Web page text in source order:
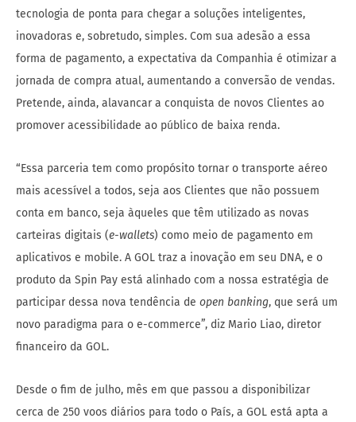
tecnologia de ponta para chegar a soluções inteligentes,
inovadoras e, sobretudo, simples. Com sua adesão a essa
forma de pagamento, a expectativa da Companhia é otimizar a
jornada de compra atual, aumentando a conversão de vendas.
Pretende, ainda, alavancar a conquista de novos Clientes ao
promover acessibilidade ao público de baixa renda.
“Essa parceria tem como propósito tornar o transporte aéreo
mais acessível a todos, seja aos Clientes que não possuem
conta em banco, seja àqueles que têm utilizado as novas
carteiras digitais (e-wallets) como meio de pagamento em
aplicativos e mobile. A GOL traz a inovação em seu DNA, e o
produto da Spin Pay está alinhado com a nossa estratégia de
participar dessa nova tendência de open banking, que será um
novo paradigma para o e-commerce”, diz Mario Liao, diretor
financeiro da GOL.
Desde o fim de julho, mês em que passou a disponibilizar
cerca de 250 voos diários para todo o País, a GOL está apta a